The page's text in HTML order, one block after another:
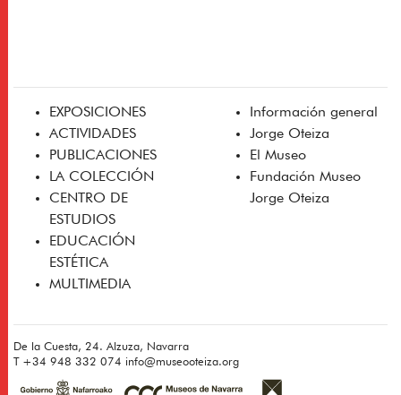
EXPOSICIONES
ACTIVIDADES
PUBLICACIONES
LA COLECCIÓN
CENTRO DE
ESTUDIOS
EDUCACIÓN
ESTÉTICA
MULTIMEDIA
Información general
Jorge Oteiza
El Museo
Fundación Museo
Jorge Oteiza
De la Cuesta, 24. Alzuza, Navarra
+34 948 332 074 info@museooteiza.org